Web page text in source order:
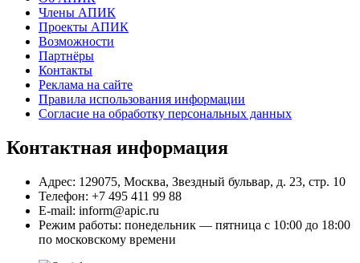
Члены АПИК
Проекты АПИК
Возможности
Партнёры
Контакты
Реклама на сайте
Правила использования информации
Согласие на обработку персональных данных
Контактная информация
Адрес: 129075, Москва, Звездный бульвар, д. 23, стр. 10
Телефон: +7 495 411 99 88
E-mail: inform@apic.ru
Режим работы: понедельник — пятница с 10:00 до 18:00
по московскому времени